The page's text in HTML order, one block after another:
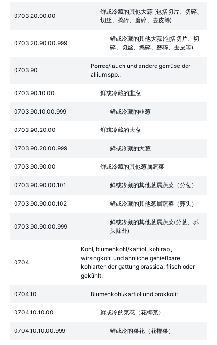
0703.20.90.00
鲜或冷藏的其他大蒜 (包括切片、切碎、
切丝、捣碎、磨碎、去皮等)
0703.20.90.00.999
鲜或冷藏的其他大蒜(包括切片、切
碎、切丝、捣碎、磨碎、去皮等)
0703.90
Porree/lauch und andere gemüse der
allium spp..
0703.90.10.00 鲜或冷藏的韭葱
0703.90.10.00.999 鲜或冷藏的韭葱
0703.90.20.00 鲜或冷藏的大葱
0703.90.20.00.999 鲜或冷藏的大葱
0703.90.90.00 鲜或冷藏的其他葱属蔬菜
0703.90.90.00.101 鲜或冷藏的其他葱属蔬菜（分葱）
0703.90.90.00.102 鲜或冷藏的其他葱属蔬菜（荞头）
0703.90.90.00.999
鲜或冷藏的其他葱属蔬菜(分葱、荞
头除外)
0704
Kohl, blumenkohl/karfiol, kohlrabi,
wirsingkohl und ähnliche genießbare
kohlarten der gattung brassica, frisch oder
gekühlt:
0704.10 Blumenkohl/karfiol und brokkoli:
0704.10.10.00 鲜或冷的菜花（花椰菜）
0704.10.10.00.999 鲜或冷的菜花（花椰菜）